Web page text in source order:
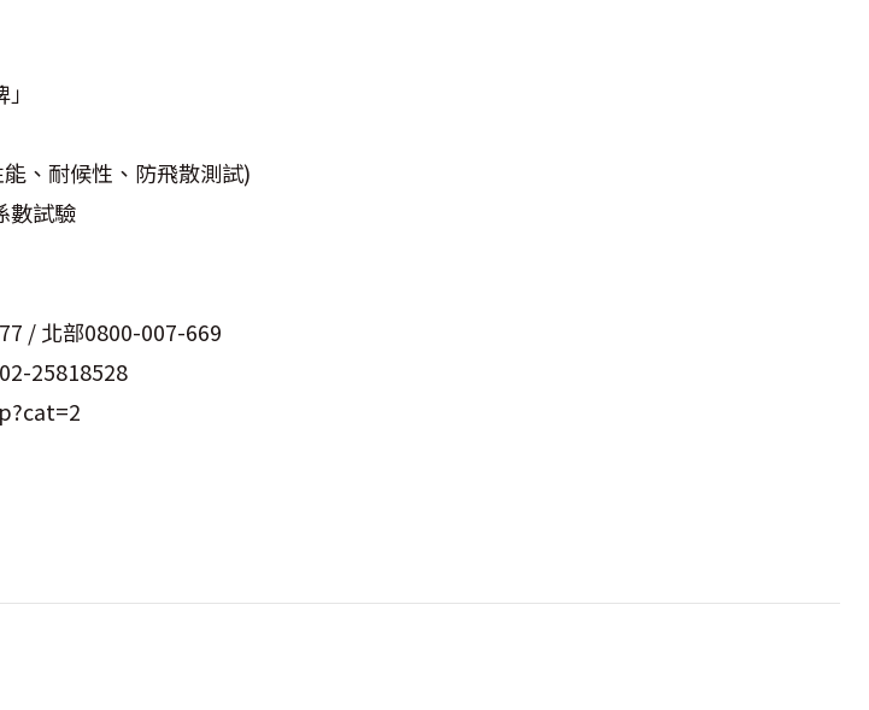
、耐候性、防飛散測試)
數試驗
/ 北部0800-007-669
25818528